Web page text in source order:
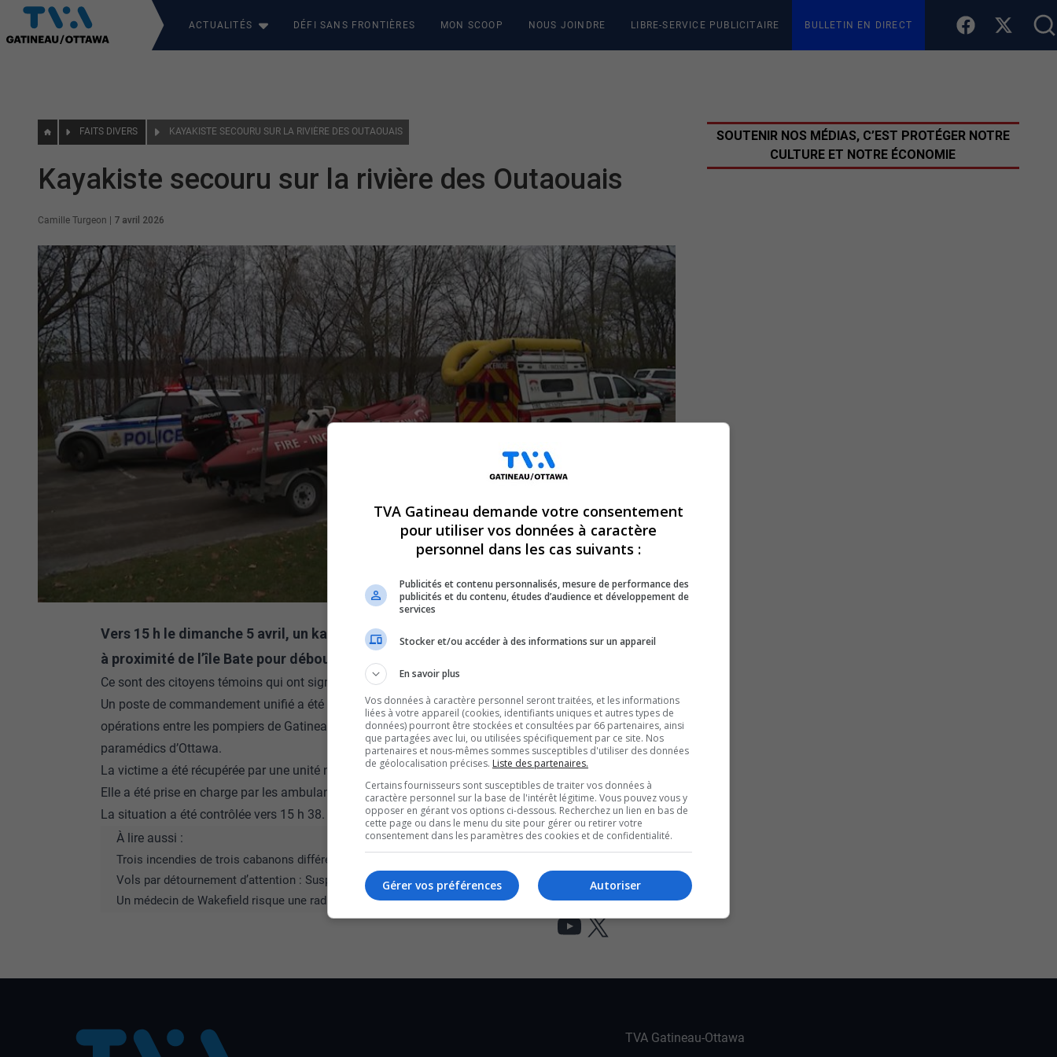
ACTUALITÉS DÉFI SANS FRONTIÈRES MON SCOOP NOUS JOINDRE LIBRE-SERVICE PUBLICITAIRE BULLETIN EN DIRECT
FAITS DIVERS KAYAKISTE SECOURU SUR LA RIVIÈRE DES OUTAOUAIS
Kayakiste secouru sur la rivière des Outaouais
Camille Turgeon 7 avril 2026
Vers 15 h le dimanche 5 avril, un kayakiste s’est retrouvé pris dans des rapides
à proximité de l’île Bate pour déboucher près de l’île Lemieux.
Ce sont des citoyens témoins qui ont signalé l’incident aux autorités.
Un poste de commandement unifié a été installé sur l’île Bate afin de coordonner les
opérations entre les pompiers de Gatineau et d’Ottawa ainsi que les policiers et les
paramédics d’Ottawa.
La victime a été récupérée par une unité nautique d’Ottawa et souffrait alors d’hypothermie.
Elle a été prise en charge par les ambulanciers.
La situation a été contrôlée vers 15 h 38.
À lire aussi :
Trois incendies de trois cabanons différents à Gatineau
Vols par détournement d’attention : Suspects à identifier
Un médecin de Wakefield risque une radiation pour fausses ordonnances
YouTube
X
SOUTENIR NOS MÉDIAS, C’EST PROTÉGER NOTRE
CULTURE ET NOTRE ÉCONOMIE
TVA Gatineau-Ottawa
TVA Gatineau demande votre consentement
pour utiliser vos données à caractère
personnel dans les cas suivants :
Publicités et contenu personnalisés, mesure de performance des
publicités et du contenu, études d’audience et développement de
services
Stocker et/ou accéder à des informations sur un appareil
En savoir plus
Vos données à caractère personnel seront traitées, et les informations
liées à votre appareil (cookies, identifiants uniques et autres types de
données) pourront être stockées et consultées par 66 partenaires, ainsi
que partagées avec lui, ou utilisées spécifiquement par ce site. Nos
partenaires et nous-mêmes sommes susceptibles d'utiliser des données
de géolocalisation précises. Liste des partenaires.
Certains fournisseurs sont susceptibles de traiter vos données à
caractère personnel sur la base de l'intérêt légitime. Vous pouvez vous y
opposer en gérant vos options ci-dessous. Recherchez un lien en bas de
cette page ou dans le menu du site pour gérer ou retirer votre
consentement dans les paramètres des cookies et de confidentialité.
Autoriser
Gérer vos préférences